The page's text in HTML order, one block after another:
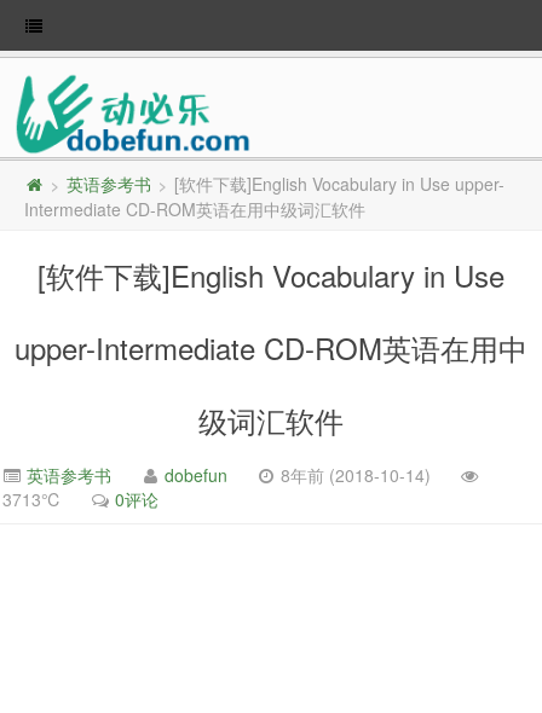
> 英语参考书 > [软件下载]English Vocabulary in Use upper-
Intermediate CD-ROM英语在用中级词汇软件
[软件下载]English Vocabulary in Use
upper-Intermediate CD-ROM英语在用中
级词汇软件
英语参考书 dobefun
8年前 (2018-10-14)
3713℃
0评论